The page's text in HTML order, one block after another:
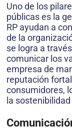
Uno de los
públicas es la
RP ayudan a
de la
se logra a
comunicar los
empresa de
reputación
consumidores,
la